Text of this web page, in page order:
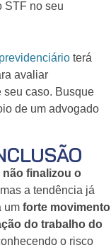
STF no seu
terá
avaliar
seu caso. Busque
de um advogado
não finalizou o
a tendência já
um forte movimento
do trabalho do
o risco